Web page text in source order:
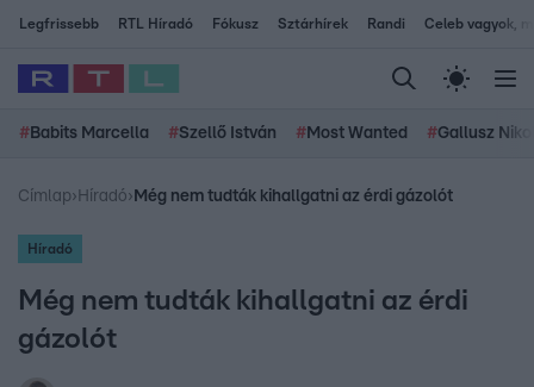
Legfrissebb RTL Híradó Fókusz Sztárhírek Randi Celeb vagyok,
# Babits Marcella #Szellő István # Most Wanted #Gallusz
Címlap› Híradó› Még nem tudták kihallgatni az érdi gázolót
Híradó
Még nem tudták kihallgatni az érdi
gázolót